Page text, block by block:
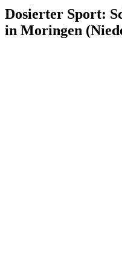
Dosierter Sport:
in Moringen